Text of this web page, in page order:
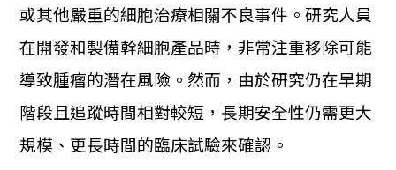
或其他嚴重的細胞治療相關不良事件。研究人員
在開發和製備幹細胞產品時，非常注重移除可能
導致腫瘤的潛在風險。然而，由於研究仍在早期
階段且追蹤時間相對較短，長期安全性仍需更大
規模、更長時間的臨床試驗來確認。